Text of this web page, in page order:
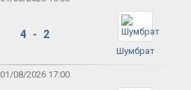
4 - 2
Шумбрат
01/08/2026 17:00